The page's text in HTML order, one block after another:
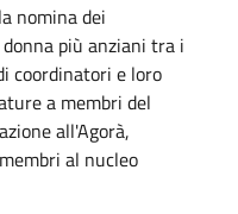
nomina dei
più anziani tra i
coordinatori e loro
a membri del
all'Agorà,
al nucleo